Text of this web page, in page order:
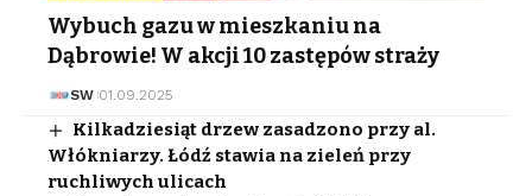
Wybuch gazu w mieszkaniu na
Dąbrowie! W akcji 10 zastępów straży
SW 01.09.2025
Kilkadziesiąt drzew zasadzono przy al.
Włókniarzy. Łódź stawia na zieleń przy
ruchliwych ulicach